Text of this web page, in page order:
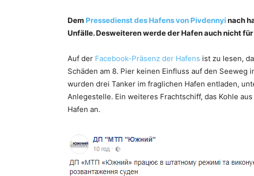
Dem Pressedienst des Hafens von Pivdennyinach
Unfälle. Desweiteren werde der Hafen auch nicht
Auf der Facebook-Präsenz der Hafens ist zu lesen,
Schäden am 8. Pier keinen Einfluss auf den Seeweg
wurden drei Tanker im fraglichen Hafen entladen,
Anlegestelle. Ein weiteres Frachtschiff, das Kohle
Hafen an.